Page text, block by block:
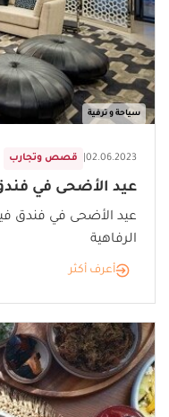
سياحة و ترفية
قصص وتجارب 02.06.2023
عيد الأضحى في
عيد الأضحى في فندق
الرفاهية
أعرف أكثر